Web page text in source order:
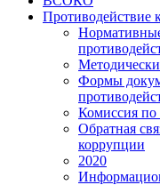
Противодействие
Формы
Комиссия по
Обратная
коррупции
2020